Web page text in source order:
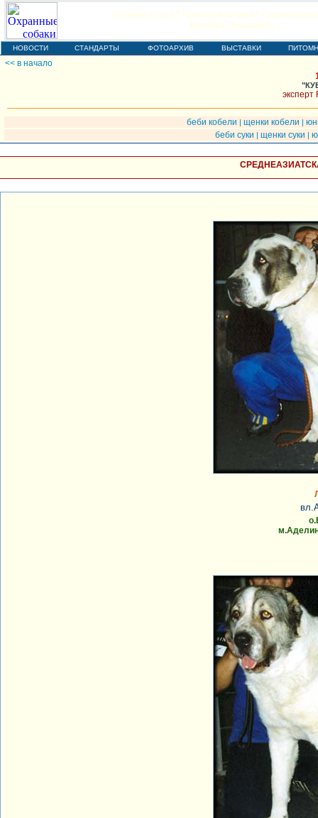
Охранные собаки * Кавказская овчарка *
Выставки, Чемпионаты
НОВОСТИ СТАНДАРТЫ ФОТОАРХИВ ВЫСТАВКИ
<< в начало
беби кобели | щенки кобели |
беби суки | щенки суки |